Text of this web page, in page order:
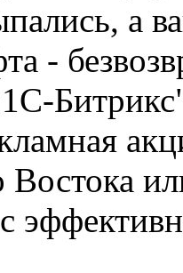
а
-
Востока